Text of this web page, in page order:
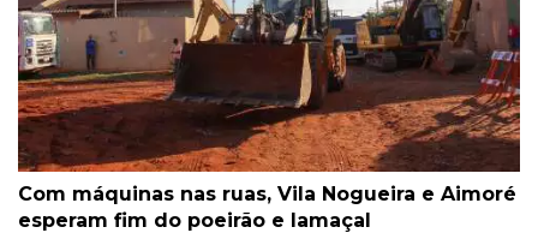
Com máquinas nas ruas, Vila Nogueira e Aimoré
esperam fim do poeirão e lamaçal